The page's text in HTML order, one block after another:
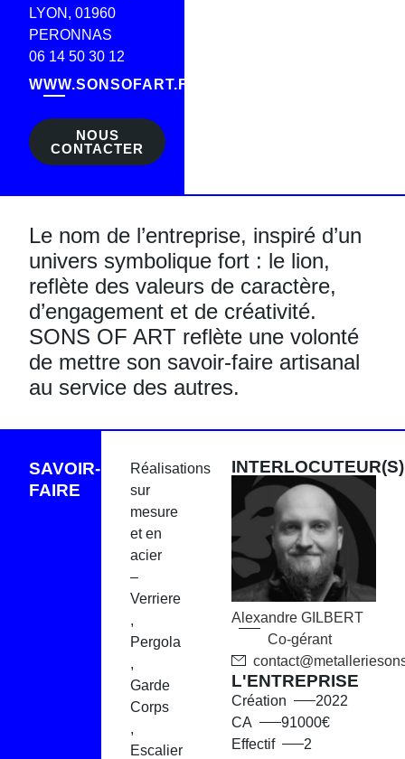
LYON, 01960
PERONNAS
06 14 50 30 12
WWW.SONSOFART.FR
NOUS
CONTACTER
Le nom de l’entreprise, inspiré d’un
univers symbolique fort : le lion,
reflète des valeurs de caractère,
d’engagement et de créativité.
SONS OF ART reflète une volonté
de mettre son savoir-faire artisanal
au service des autres.
SAVOIR-
FAIRE
Réalisations
sur
mesure
et en
acier
–
Verriere
,
Pergola
,
Garde
Corps
,
Escalier
INTERLOCUTEUR(S)
Alexandre GILBERT
Co-gérant
L'ENTREPRISE
Création
2022
CA
91000€
Effectif
2